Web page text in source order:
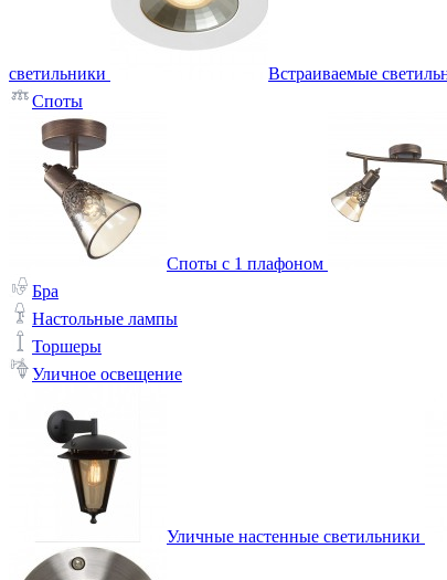
светильники Встраиваемые
Споты
Споты с 1 плафоном
Бра
Настольные лампы
Торшеры
Уличное освещение
Уличные настенные светильники